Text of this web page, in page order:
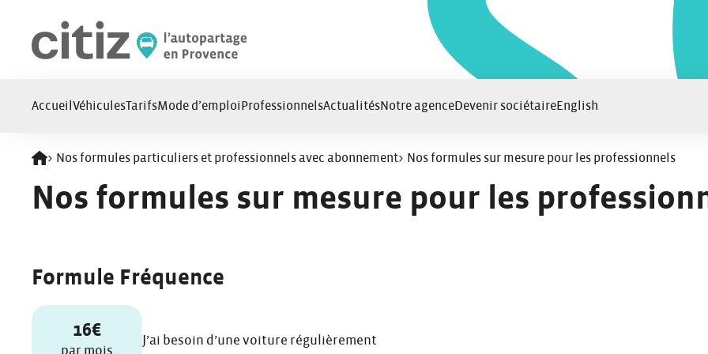
Accueil VéhiculesTarifsMode d’emploi ProfessionnelsActualitésNotre agenceDevenir sociétaireEnglish
Retour à l'accueil
> Nos formules particuliers et professionnels avec abonnement> Nos formules sur mesure pour les professionnels
Nos formules sur mesure pour les
Formule Fréquence
16€
par mois
J’ai besoin d’une voiture régulièrement